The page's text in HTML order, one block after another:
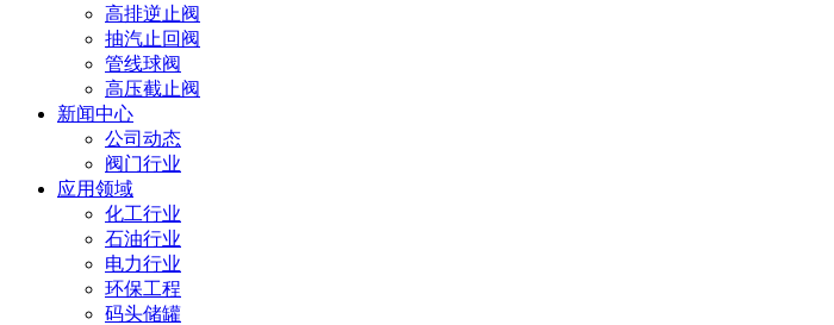
高排逆止阀
抽汽止回阀
管线球阀
高压截止阀
新闻中心
公司动态
阀门行业
应用领域
化工行业
石油行业
电力行业
环保工程
码头储罐